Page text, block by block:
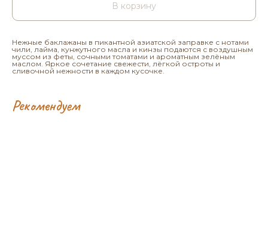
В корзину
Нежные баклажаны в пикантной азиатской заправке с нотами
чили, лайма, кунжутного масла и кинзы подаются с воздушным
муссом из феты, сочными томатами и ароматным зелёным
маслом. Яркое сочетание свежести, лёгкой остроты и
сливочной нежности в каждом кусочке.
Рекомендуем